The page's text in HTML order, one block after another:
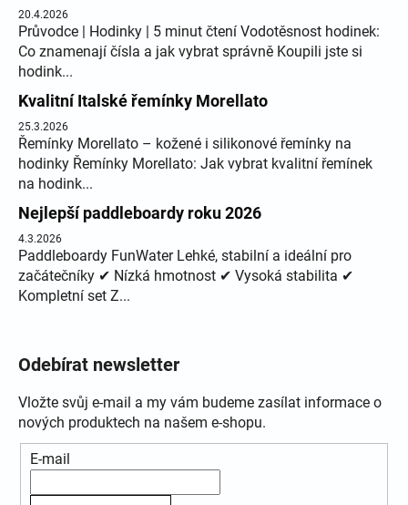
20.4.2026
Průvodce | Hodinky | 5 minut čtení Vodotěsnost hodinek:
Co znamenají čísla a jak vybrat správně Koupili jste si
hodink...
Kvalitní Italské řemínky Morellato
25.3.2026
Řemínky Morellato – kožené i silikonové řemínky na
hodinky Řemínky Morellato: Jak vybrat kvalitní řemínek
na hodink...
Nejlepší paddleboardy roku 2026
4.3.2026
Paddleboardy FunWater Lehké, stabilní a ideální pro
začátečníky ✔ Nízká hmotnost ✔ Vysoká stabilita ✔
Kompletní set Z...
Odebírat newsletter
Vložte svůj e-mail a my vám budeme zasílat informace o
nových produktech na našem e-shopu.
E-mail